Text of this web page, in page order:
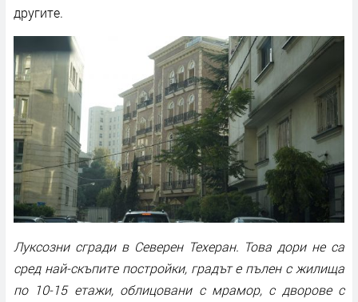
другите.
Луксозни сгради в Северен Техеран. Това дори не са
сред най-скъпите постройки, градът е пълен с жилища
по 10-15 етажи, облицовани с мрамор, с дворове с